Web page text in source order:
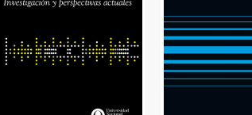
Series